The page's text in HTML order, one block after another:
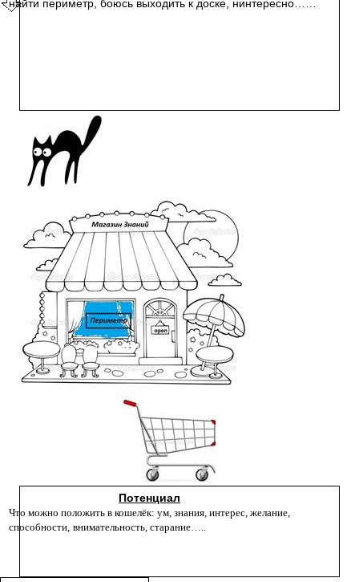
найти периметр, боюсь выходить к доске, нинтересно……
Потенциал
Что можно положить в кошелёк: ум, знания, интерес, желание,
способности, внимательность, старание…..